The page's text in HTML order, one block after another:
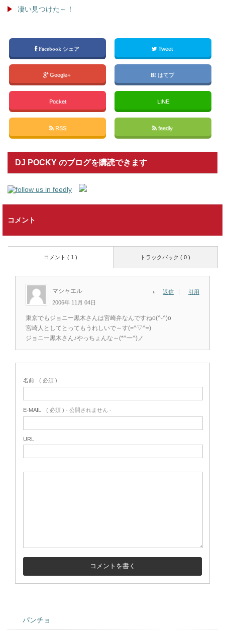
凄い見つけた～！
Facebook シェア Tweet
Google+ はてブ
Pocket LINE
RSS feedly
DJ POCKY のブログを購読できます
コメント
トラックバック ( 0 )
コメント ( 1 )
マシャエル
2006年 11月 04日
返信 引用
東京でもジョニー黒木さんは宮崎弁なんですねo(^-^)o
宮崎人としてとってもうれしいで～す(=^▽^=)
ジョニー黒木さん♪やっちょんな～(*^ー^)ノ
名前 ( 必須 )
E-MAIL ( 必須 ) - 公開されません -
URL
パンチョ